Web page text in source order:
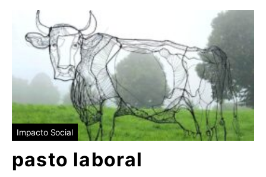
Impacto Social
pasto laboral